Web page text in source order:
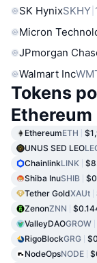
SK HynixSKHY
Micron
JPmorgan
Walmart Inc
Tokens
Ethereum
EthereumETH
UNUS SED LEO
ChainlinkLINK
Shiba InuSHIB
Tether GoldXAUt
ZenonZNN
ValleyDAOGROW
RigoBlockGRG
NodeOpsNODE